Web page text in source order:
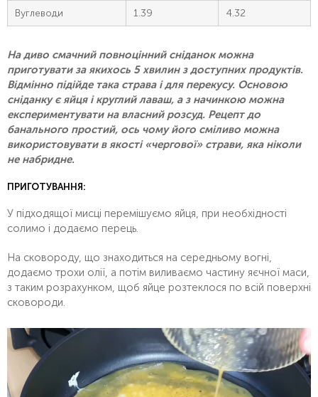
Вуглеводи 1.39 4.32
На диво смачний повноцінний сніданок можна
приготувати за якихось 5 хвилин з доступних продуктів.
Відмінно підійде така страва і для перекусу. Основою
сніданку є яйця і круглий лаваш, а з начинкою можна
експериментувати на власний розсуд. Рецепт до
банального простий, ось чому його сміливо можна
використовувати в якості «чергової» страви, яка ніколи
не набридне.
ПРИГОТУВАННЯ:
У підходящої мисці перемішуємо яйця, при необхідності
солимо і додаємо перець.
На сковороду, що знаходиться на середньому вогні,
додаємо трохи олії, а потім виливаємо частину яєчної маси,
з таким розрахунком, щоб яйце розтеклося по всій поверхні
сковороди.